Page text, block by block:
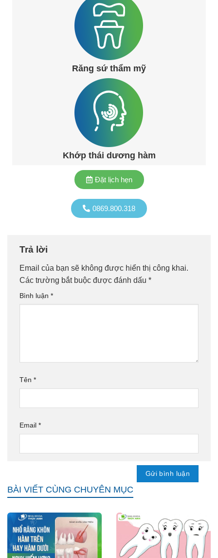
Răng sứ thẩm mỹ
Khớp thái dương hàm
0869.800.318
Đặt lịch hẹn
Trả lời
Email của bạn sẽ không được hiển thị công khai.
Các trường bắt buộc được đánh dấu *
Bình luận *
Tên *
Email *
BÀI VIẾT CÙNG CHUYÊN MỤC